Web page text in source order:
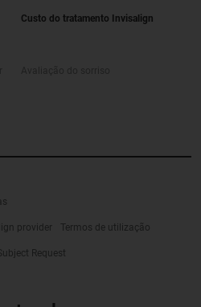
Custo do tratamento Invisalign
provider Termos de utilização
Request